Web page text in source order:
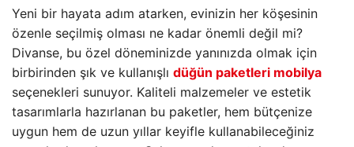
Yeni bir hayata adım atarken, evinizin her köşesinin
özenle seçilmiş olması ne kadar önemli değil mi?
Divanse, bu özel döneminizde yanınızda olmak için
birbirinden şık ve kullanışlı düğün paketleri mobilya
seçenekleri sunuyor. Kaliteli malzemeler ve estetik
tasarımlarla hazırlanan bu paketler, hem bütçenize
uygun hem de uzun yıllar keyifle kullanabileceğiniz